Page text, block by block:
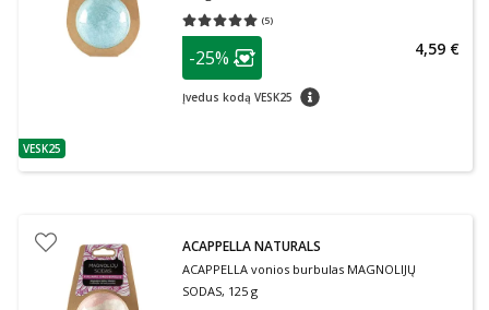
patarimas
VESK25
(5)
Vidutinis įvertinimas 5.00
patarimas
Lojalumo klubo narių nuolaida
-25%
Įvedus kodą VESK25 patarimas
4,59 €
ACAPPELLA NATURALS
ACAPPELLA vonios burbulas MAGNOLIJŲ
SODAS, 125 g